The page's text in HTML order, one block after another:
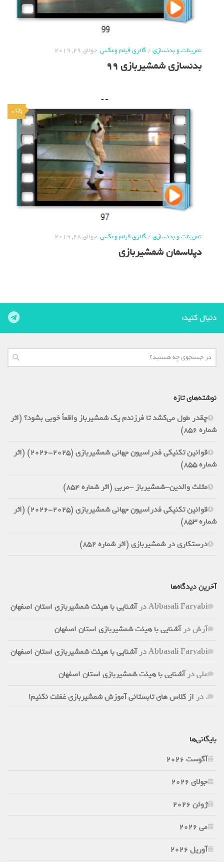
تمرینات و بدنسازی/گالری فیلم وعکس جولای 29, 2019
بدنسازی شمشیربازی 99
0
تمرینات و بدنسازی/گالری فیلم وعکس جولای 28, 2019
دپلاسمان شمشیربازی
دنبال کنید:
نوشته‌های تازه
چقدر طول می‌کشد تا فرزندم یک شمشیرباز واقعاً خوبی بشود؟ (اثر
شماره 856)
قوانین تکنیکی فدراسیون جهانی شمشیربازی (2025-2026) (اثر
شماره 855)
مثلث والدین-شمشیرباز -مربی (اثر شماره 854)
قوانین تکنیکی فدراسیون جهانی شمشیربازی (2025-2026) (اثر
شماره 853)
درستکاری در شمشیربازی (اثر شماره 852)
آخرین دیدگاه‌ها
Abbasali Faryabiدرآشنایی با هیئت شمشیربازی استان اصفهان
آرشدرآشنایی با هیئت شمشیربازی استان اصفهان
Abbasali Faryabiدرآشنایی با هیئت شمشیربازی استان اصفهان
علیدرآشنایی با هیئت شمشیربازی استان اصفهان
.دراز کلاس های تابستانی آموزش شمشیربازی غفلت نکنیم!
بایگانی‌ها
آگوست 2026
جولای 2026
ژوئن 2026
می 2026
آوریل 2026